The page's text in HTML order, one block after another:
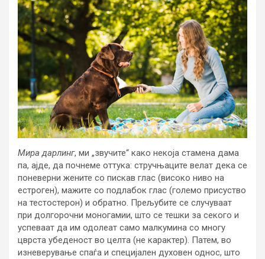
Мира дарлинг, ми „звучите“ како некоја стамена дама
па, ајде, да почнеме оттука: стручњаците велат дека се
поневерни жените со пискав глас (високо ниво на
естроген), мажите со подлабок глас (големо присуство
на тестостерон) и обратно. Прељубите се случуваат
при долгорочни моногамии, што се тешки за секого и
успеваат да им одолеат само малкумина со многу
цврста убеденост во целта (не карактер). Патем, во
изневерување спаѓа и специјален духовен однос, што